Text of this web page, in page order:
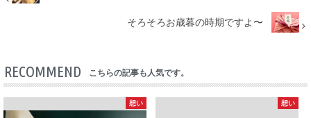
そろそろお歳暮の時期ですよ〜
RECOMMEND こちらの記事も人気です。
想い 想い